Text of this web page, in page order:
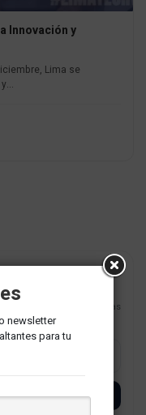
Innovación y
Lima se
semanal con las noticias
newsletter
para tu